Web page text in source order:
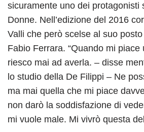
sicuramente uno dei protagonisti
Donne. Nell’edizione del 2016
Valli che però scelse al suo posto
Fabio Ferrara. “Quando mi piace
riesco mai ad averla. – disse
lo studio della De Filippi – Ne
ma mai quella che mi piace
non darò la soddisfazione di
mi vuole male. Mi vivrò questa